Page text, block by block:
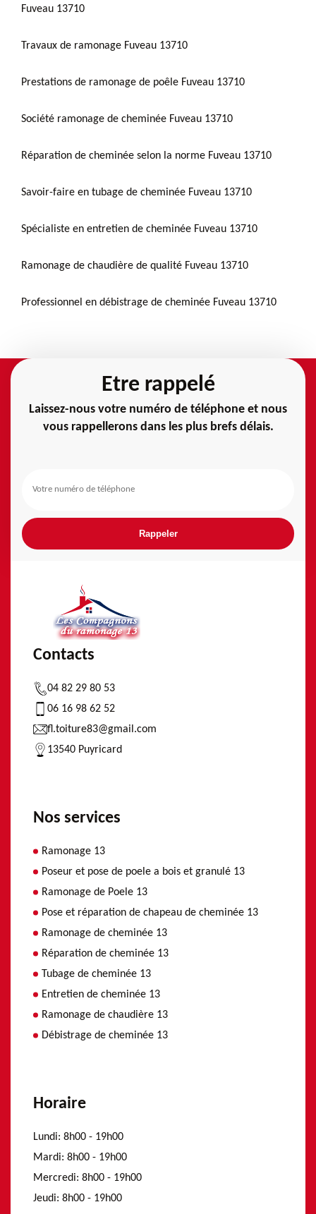
Fuveau 13710
Travaux de ramonage Fuveau 13710
Prestations de ramonage de poêle Fuveau 13710
Société ramonage de cheminée Fuveau 13710
Réparation de cheminée selon la norme Fuveau 13710
Savoir-faire en tubage de cheminée Fuveau 13710
Spécialiste en entretien de cheminée Fuveau 13710
Ramonage de chaudière de qualité Fuveau 13710
Professionnel en débistrage de cheminée Fuveau 13710
Etre rappelé
Laissez-nous votre numéro de téléphone et nous
vous rappellerons dans les plus brefs délais.
Contacts
04 82 29 80 53
06 16 98 62 52
fl.toiture83@gmail.com
13540 Puyricard
Nos services
Ramonage 13
Poseur et pose de poele a bois et granulé 13
Ramonage de Poele 13
Pose et réparation de chapeau de cheminée 13
Ramonage de cheminée 13
Réparation de cheminée 13
Tubage de cheminée 13
Entretien de cheminée 13
Ramonage de chaudière 13
Débistrage de cheminée 13
Horaire
Lundi: 8h00 - 19h00
Mardi: 8h00 - 19h00
Mercredi: 8h00 - 19h00
Jeudi: 8h00 - 19h00